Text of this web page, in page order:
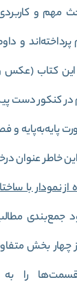
مهم و
و
کتاب (عکس
در کنکور دست
پایه‌به‌پایه
خاطر عنوان
از نمودار با
مطالب
چهار بخش
را